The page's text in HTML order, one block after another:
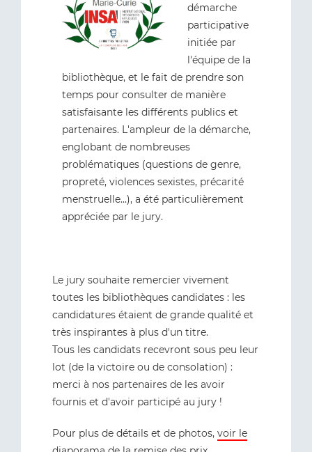
démarche
participative
initiée par
l'équipe de la
bibliothèque, et le fait de prendre son
temps pour consulter de manière
satisfaisante les différents publics et
partenaires. L'ampleur de la démarche,
englobant de nombreuses
problématiques (questions de genre,
propreté, violences sexistes, précarité
menstruelle...), a été particulièrement
appréciée par le jury.
Le jury souhaite remercier vivement
toutes les bibliothèques candidates : les
candidatures étaient de grande qualité et
très inspirantes à plus d'un titre.
Tous les candidats recevront sous peu leur
lot (de la victoire ou de consolation) :
merci à nos partenaires de les avoir
fournis et d'avoir participé au jury !
Pour plus de détails et de photos, voir le